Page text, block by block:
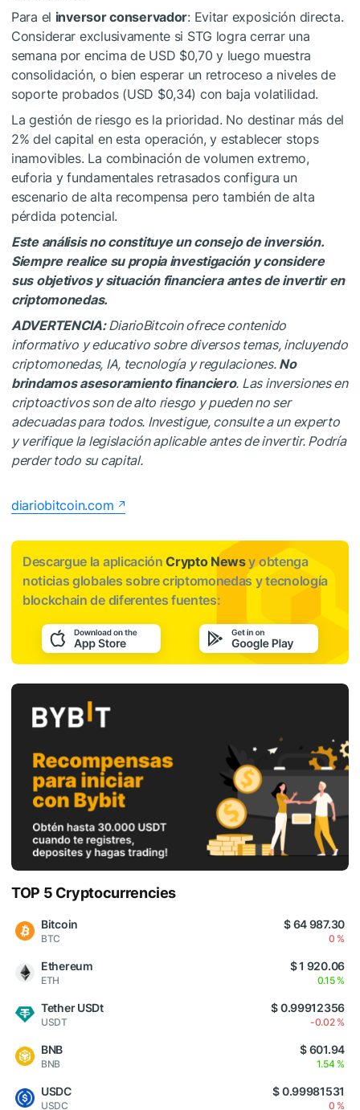
Para el inversor conservador: Evitar exposición directa.
Considerar exclusivamente si STG logra cerrar una
semana por encima de USD $0,70 y luego muestra
consolidación, o bien esperar un retroceso a niveles de
soporte probados (USD $0,34) con baja volatilidad.
La gestión de riesgo es la prioridad. No destinar más del
2% del capital en esta operación, y establecer stops
inamovibles. La combinación de volumen extremo,
euforia y fundamentales retrasados configura un
escenario de alta recompensa pero también de alta
pérdida potencial.
Este análisis no constituye un consejo de inversión.
Siempre realice su propia investigación y considere
sus objetivos y situación financiera antes de invertir en
criptomonedas.
ADVERTENCIA:DiarioBitcoin ofrece contenido
informativo y educativo sobre diversos temas, incluyendo
criptomonedas, IA, tecnología y regulaciones. No
brindamos asesoramiento financiero. Las inversiones en
criptoactivos son de alto riesgo y pueden no ser
adecuadas para todos. Investigue, consulte a un experto
y verifique la legislación aplicable antes de invertir. Podría
perder todo su capital.
diariobitcoin.com
Descargue la aplicaciónCrypto Newsy obtenga
noticias globales sobre criptomonedas y tecnología
blockchain de diferentes fuentes:
TOP 5 Cryptocurrencies
Bitcoin
BTC
$ 64 987.30
0 %
Ethereum
ETH
$ 1 920.06
0.15 %
Tether USDt
USDT
$ 0.99912356
-0.02 %
BNB
BNB
$ 601.94
1.54 %
USDC
USDC
$ 0.99981531
0 %